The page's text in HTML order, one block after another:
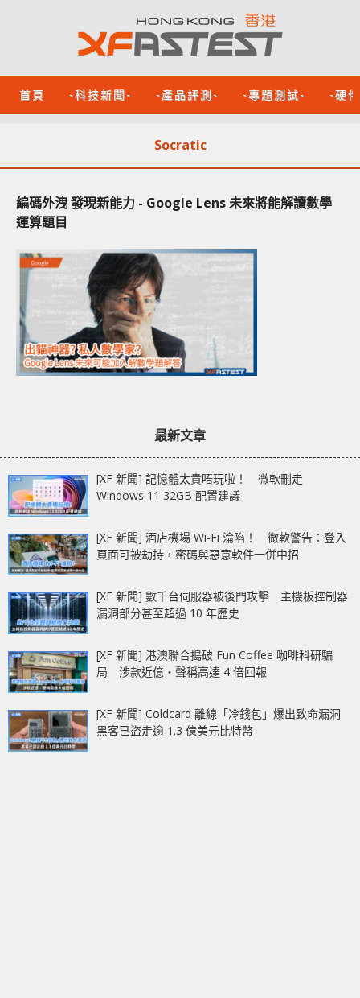
首頁 -科技新聞- -產品評測- -專題測試- -硬
Socratic
編碼外洩 發現新能力 - Google Lens 未來將能解讀數學
運算題目
最新文章
[XF 新聞] 記憶體太貴唔玩啦！ 微軟刪走
Windows 11 32GB 配置建議
[XF 新聞] 酒店機場 Wi-Fi 淪陷！ 微軟警告：登入
頁面可被劫持，密碼與惡意軟件一併中招
[XF 新聞] 數千台伺服器被後門攻擊 主機板控制器
漏洞部分甚至超過 10 年歷史
[XF 新聞] 港澳聯合搗破 Fun Coffee 咖啡科研騙
局 涉款近億‧聲稱高達 4 倍回報
[XF 新聞] Coldcard 離線「冷錢包」爆出致命漏洞
黑客已盜走逾 1.3 億美元比特幣